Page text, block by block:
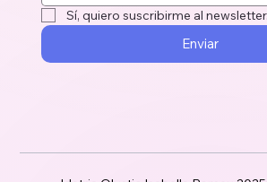
Sí, quiero suscribirme al newsletter.
Enviar